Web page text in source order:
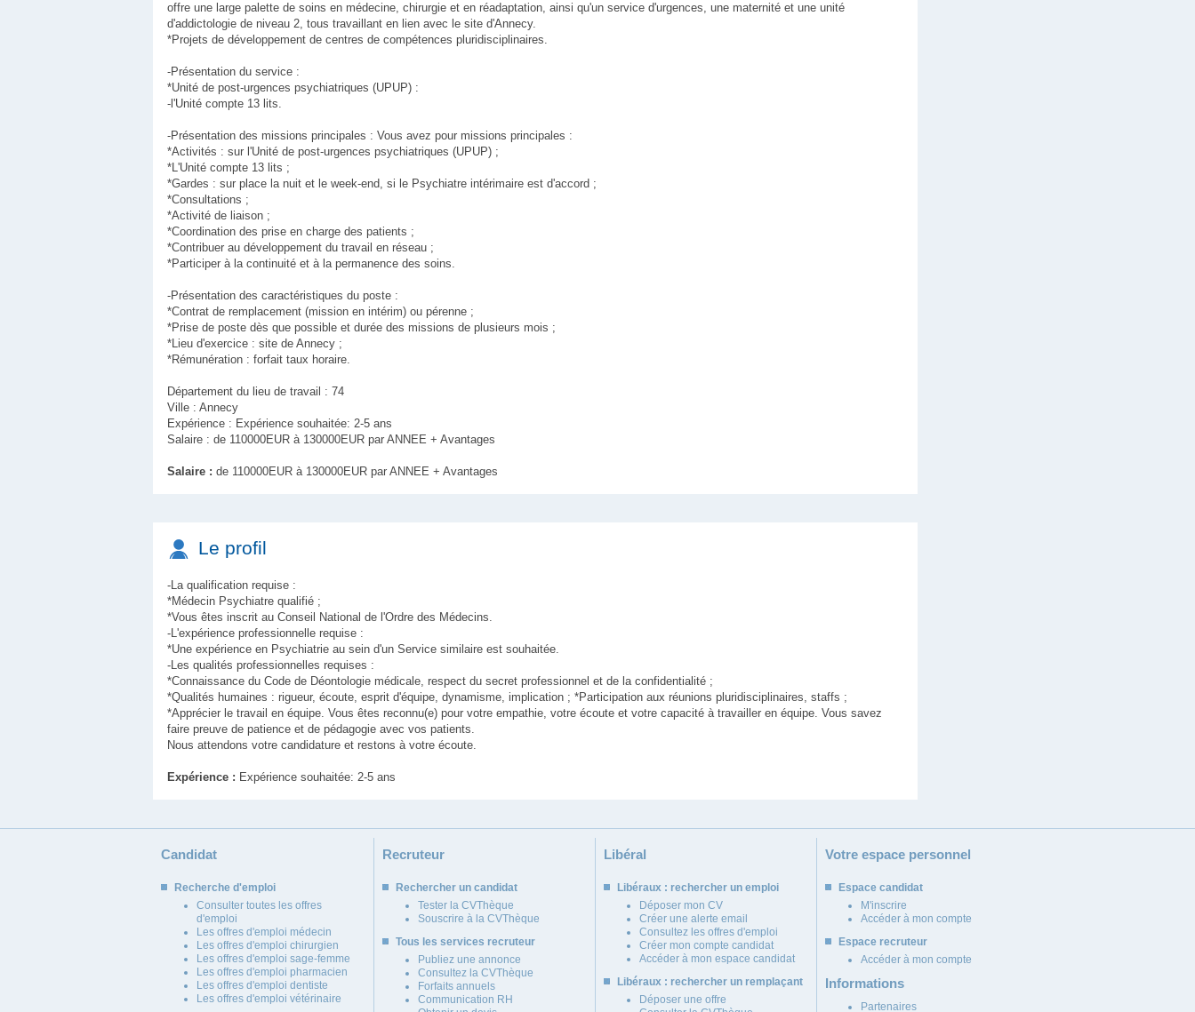
offre une large palette de soins en médecine, chirurgie et en réadaptation, ainsi qu'un service d'urgences, une maternité et une unité
d'addictologie de niveau 2, tous travaillant en lien avec le site d'Annecy.
*Projets de développement de centres de compétences pluridisciplinaires.
-Présentation du service :
*Unité de post-urgences psychiatriques (UPUP) :
-l'Unité compte 13 lits.
-Présentation des missions principales : Vous avez pour missions principales :
*Activités : sur l'Unité de post-urgences psychiatriques (UPUP) ;
*L'Unité compte 13 lits ;
*Gardes : sur place la nuit et le week-end, si le Psychiatre intérimaire est d'accord ;
*Consultations ;
*Activité de liaison ;
*Coordination des prise en charge des patients ;
*Contribuer au développement du travail en réseau ;
*Participer à la continuité et à la permanence des soins.
-Présentation des caractéristiques du poste :
*Contrat de remplacement (mission en intérim) ou pérenne ;
*Prise de poste dès que possible et durée des missions de plusieurs mois ;
*Lieu d'exercice : site de Annecy ;
*Rémunération : forfait taux horaire.
Département du lieu de travail : 74
Ville : Annecy
Expérience : Expérience souhaitée: 2-5 ans
Salaire : de 110000EUR à 130000EUR par ANNEE + Avantages
Salaire : de 110000EUR à 130000EUR par ANNEE + Avantages
Le profil
-La qualification requise :
*Médecin Psychiatre qualifié ;
*Vous êtes inscrit au Conseil National de l'Ordre des Médecins.
-L'expérience professionnelle requise :
*Une expérience en Psychiatrie au sein d'un Service similaire est souhaitée.
-Les qualités professionnelles requises :
*Connaissance du Code de Déontologie médicale, respect du secret professionnel et de la confidentialité ;
*Qualités humaines : rigueur, écoute, esprit d'équipe, dynamisme, implication ; *Participation aux réunions pluridisciplinaires, staffs ;
*Apprécier le travail en équipe. Vous êtes reconnu(e) pour votre empathie, votre écoute et votre capacité à travailler en équipe. Vous savez
faire preuve de patience et de pédagogie avec vos patients.
Nous attendons votre candidature et restons à votre écoute.
Expérience : Expérience souhaitée: 2-5 ans
Candidat
Recherche d'emploi
Consulter toutes les offres
d'emploi
Les offres d'emploi médecin
Les offres d'emploi chirurgien
Les offres d'emploi sage-femme
Les offres d'emploi pharmacien
Les offres d'emploi dentiste
Les offres d'emploi vétérinaire
Recruteur
Rechercher un candidat
Tester la CVThèque
Souscrire à la CVThèque
Tous les services recruteur
Publiez une annonce
Consultez la CVThèque
Forfaits annuels
Communication RH
Libéral
Libéraux : rechercher un emploi
Déposer mon CV
Créer une alerte email
Consultez les offres d'emploi
Créer mon compte candidat
Accéder à mon espace candidat
Libéraux : rechercher un remplaçant
Déposer une offre
Votre espace personnel
Espace candidat
M'inscrire
Accéder à mon compte
Espace recruteur
Accéder à mon compte
Informations
Partenaires